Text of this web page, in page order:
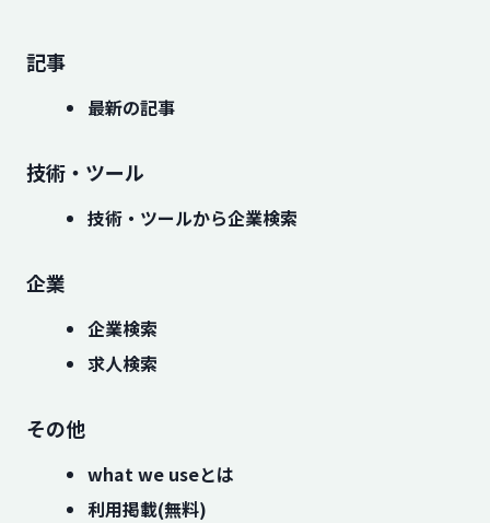
記事
最新の記事
技術・ツール
技術・ツールから企業検索
企業
企業検索
求人検索
その他
what we useとは
利用掲載(無料)